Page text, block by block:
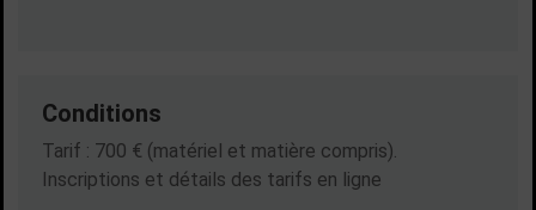
Conditions
Tarif : 700 € (matériel et matière compris).
Inscriptions et détails des tarifs en ligne